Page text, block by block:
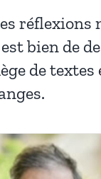
réflexions
bien de
de